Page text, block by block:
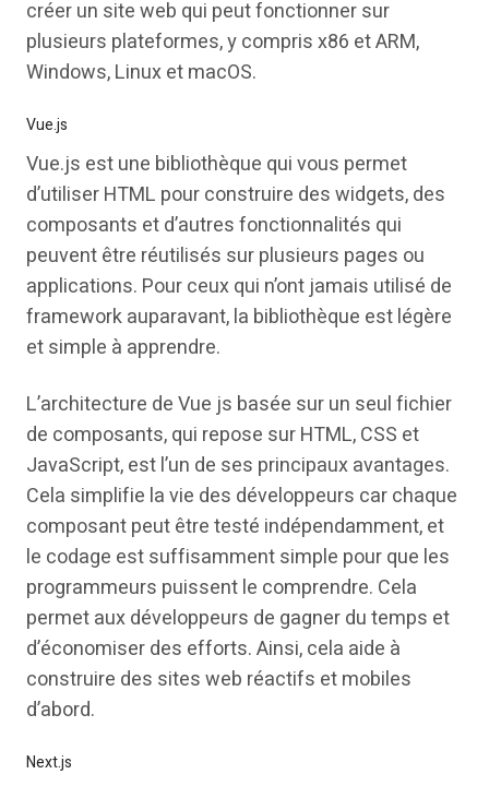
créer un site web qui peut fonctionner sur
plusieurs plateformes, y compris x86 et ARM,
Windows, Linux et macOS.
Vue.js
Vue.js est une bibliothèque qui vous permet
d’utiliser HTML pour construire des widgets, des
composants et d’autres fonctionnalités qui
peuvent être réutilisés sur plusieurs pages ou
applications. Pour ceux qui n’ont jamais utilisé de
framework auparavant, la bibliothèque est légère
et simple à apprendre.
L’architecture de Vue js basée sur un seul fichier
de composants, qui repose sur HTML, CSS et
JavaScript, est l’un de ses principaux avantages.
Cela simplifie la vie des développeurs car chaque
composant peut être testé indépendamment, et
le codage est suffisamment simple pour que les
programmeurs puissent le comprendre. Cela
permet aux développeurs de gagner du temps et
d’économiser des efforts. Ainsi, cela aide à
construire des sites web réactifs et mobiles
d’abord.
Next.js